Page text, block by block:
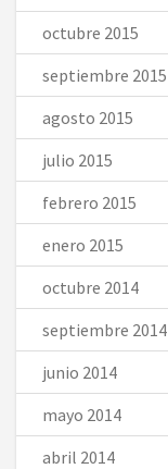
octubre 2015
septiembre 2015
agosto 2015
julio 2015
febrero 2015
enero 2015
octubre 2014
septiembre 2014
junio 2014
mayo 2014
abril 2014